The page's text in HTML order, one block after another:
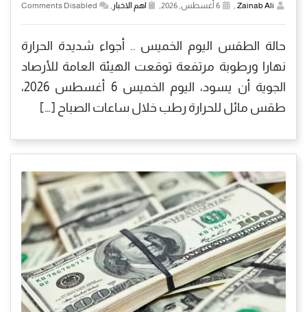
Zainab Ali
, اهم الاخبار ,
Comments Disabled
حالة الطقس اليوم الخميس .. أجواء شديدة الحرارة
نهارا ورطوبة مرتفعة توقعت الهيئة العامة للأرصاد
الجوية أن يسود، اليوم الخميس 6 أغسطس 2026،
طقس مائل للحرارة رطب خلال ساعات الصباح […]